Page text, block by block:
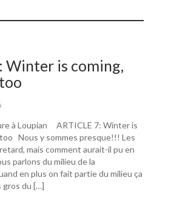
Winter is coming,
à Loupian ARTICLE 7: Winter is
Nous y sommes presque!!! Les
mais comment aurait-il pu en
parlons du milieu de la
en plus on fait partie du milieu ça
gros du […]